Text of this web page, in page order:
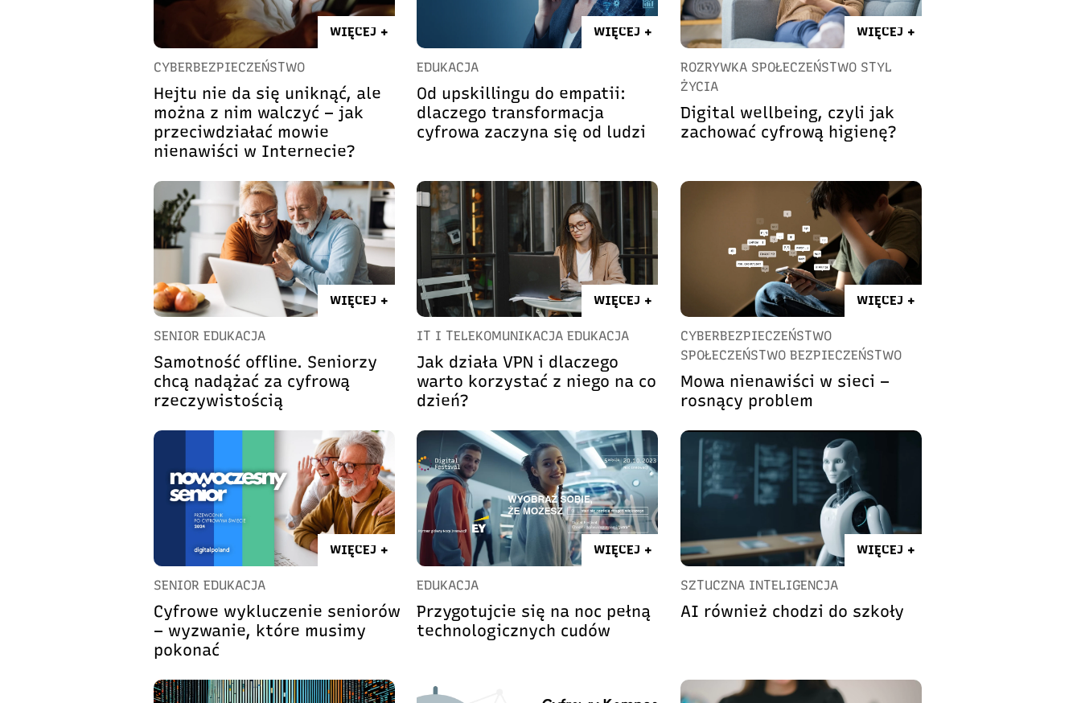
WIĘCEJ +
CYBERBEZPIECZEŃSTWO
Hejtu nie da się uniknąć, ale
można z nim walczyć – jak
przeciwdziałać mowie
nienawiści w Internecie?
WIĘCEJ +
EDUKACJA
Od upskillingu do empatii:
dlaczego transformacja
cyfrowa zaczyna się od ludzi
WIĘCEJ +
ROZRYWKA SPOŁECZEŃSTWO STYL
ŻYCIA
Digital wellbeing, czyli jak
zachować cyfrową higienę?
WIĘCEJ +
SENIOR EDUKACJA
Samotność offline. Seniorzy
chcą nadążać za cyfrową
rzeczywistością
WIĘCEJ +
IT I TELEKOMUNIKACJA EDUKACJA
Jak działa VPN i dlaczego
warto korzystać z niego na co
dzień?
WIĘCEJ +
CYBERBEZPIECZEŃSTWO
SPOŁECZEŃSTWO BEZPIECZEŃSTWO
Mowa nienawiści w sieci –
rosnący problem
WIĘCEJ +
SENIOR EDUKACJA
Cyfrowe wykluczenie seniorów
– wyzwanie, które musimy
pokonać
WIĘCEJ +
EDUKACJA
Przygotujcie się na noc pełną
technologicznych cudów
WIĘCEJ +
SZTUCZNA INTELIGENCJA
AI również chodzi do szkoły